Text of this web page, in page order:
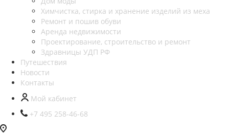
Химчистка, стирка и хранение изделий из меха
Ремонт и пошив обуви
Аренда недвижимости
Проектирование, строительство и ремонт
Здравницы УДП РФ
Путешествия
Новости
Контакты
Мой кабинет
+7 495 258-46-68